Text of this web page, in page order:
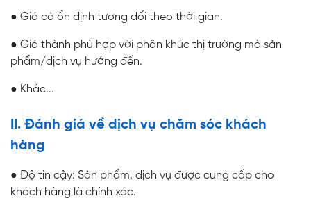
● Giá cả ổn định tương đối theo thời gian.
● Giá thành phù hợp với phân khúc thị trường mà sản
phẩm/dịch vụ hướng đến.
● Khác...
II. Đánh giá về dịch vụ chăm sóc khách
hàng
● Độ tin cậy: Sản phẩm, dịch vụ được cung cấp cho
khách hàng là chính xác.